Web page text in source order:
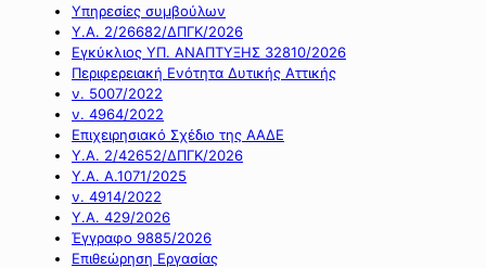
Υπηρεσίες συμβούλων
Υ.Α. 2/26682/ΔΠΓΚ/2026
Εγκύκλιος ΥΠ. ΑΝΑΠΤΥΞΗΣ 32810/2026
Περιφερειακή Ενότητα Δυτικής Αττικής
ν. 5007/2022
ν. 4964/2022
Επιχειρησιακό Σχέδιο της ΑΑΔΕ
Υ.Α. 2/42652/ΔΠΓΚ/2026
Υ.Α. Α.1071/2025
ν. 4914/2022
Υ.Α. 429/2026
Έγγραφο 9885/2026
Επιθεώρηση Εργασίας